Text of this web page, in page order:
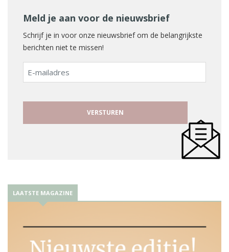
Meld je aan voor de nieuwsbrief
Schrijf je in voor onze nieuwsbrief om de belangrijkste
berichten niet te missen!
E-
mailadres
LAATSTE MAGAZINE